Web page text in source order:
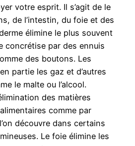
votre esprit. Il s’agit de le
de l’intestin, du foie et des
élimine le plus souvent
concrétise par des ennuis
des boutons. Les
partie les gaz et d’autres
le malte ou l’alcool.
des matières
comme par
découvre dans certains
Le foie élimine les